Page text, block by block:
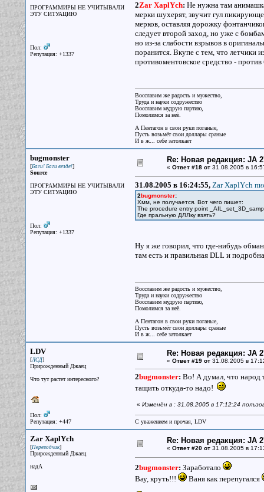
ПРОГРАММИРЫ НЕ УЧИТЫВАЛИ
ЭТУ СИТУАЦИЮ
Пол:
Репутация: +1337
2Zar XaplYch: Не нужна там
мерки шухерят, звучит гул
мерков, оставляя дорожку
следует второй заход, но уже с
но из-за слабости взрывов в
поранится. Вкупе с тем, что летчики
противоментовское средство -
Восславим же радость и мужество,
Труда и науки содружество
Восславим мудрую партию,
Помолимся за неё.
А Пентагон в свои руки поганые,
Пусть возьмёт свои доллары сраные
И в ж... себе затолкает
bugmonster
[Баги! Баги везде!]
Source
ПРОГРАММИРЫ НЕ УЧИТЫВАЛИ
ЭТУ СИТУАЦИЮ
Пол:
Репутация: +1337
Re: Новая редакция: JA
« Ответ #18 от31.08.2005 в
31.08.2005 в 16:24:55, Zar XaplYch
2bugmonster:
Хмм, не получается. Вот чего пишет:
The procedure entry point
Где пральную ДЛЛку взять?
Ну я же говорил, что где-нибудь
там есть и правильная DLL и
Восславим же радость и мужество,
Труда и науки содружество
Восславим мудрую партию,
Помолимся за неё.
А Пентагон в свои руки поганые,
Пусть возьмёт свои доллары сраные
И в ж... себе затолкает
LDV
[ЛСД]
Прирожденный Джаец
Что тут растет интересного?
Пол:
Репутация: +447
Re: Новая редакция: JA
« Ответ #19 от31.08.2005 в
2bugmonster: Во! А думал, что народ
тащить откуда-то надо!
« Изменён в : 31.08.2005 в 17:12:24
С уважением и прочая, LDV
Zar XaplYch
[Переводчик]
Прирожденный Джаец
надА
Re: Новая редакция: JA
« Ответ #20 от31.08.2005 в
2bugmonster: Заработало
Вау, круть!!!
Ваня как перепугался